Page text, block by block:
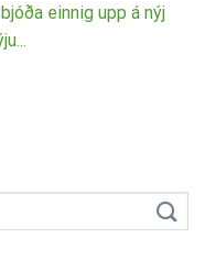
einnig upp á nýj